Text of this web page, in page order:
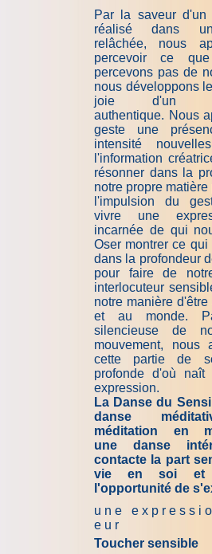
Par la saveur d'un
réalisé dans
relâchée, nous
percevoir ce
percevons pas de
nous développons
joie d'un
authentique. Nous
geste une
intensité
l'information
résonner dans la
notre propre matière
l'impulsion du
vivre une
incarnée de qui
Oser montrer ce
dans la profondeur
pour faire de
interlocuteur
notre manière
et au monde.
silencieuse de
mouvement, nous
cette partie de
profonde d'où naît
expression.
La Danse du
danse
méditation en
une danse
contacte la part
vie en soi et
l'opportunité de
u n e e x p r e s s i
e u r
Toucher sensible